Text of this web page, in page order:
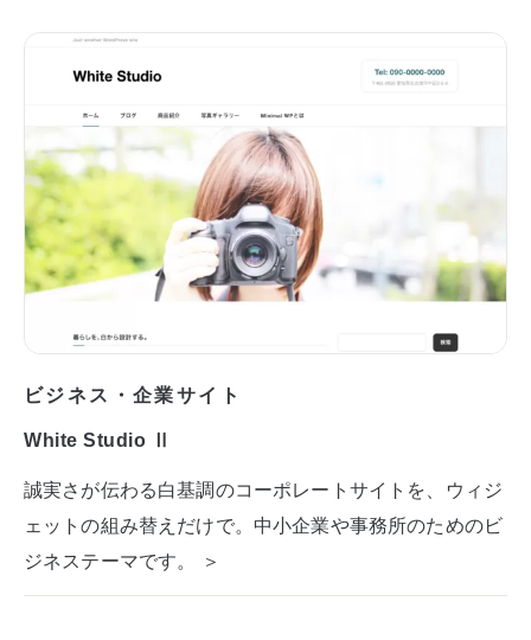
ビジネス・企業サイト
White Studio Ⅱ
誠実さが伝わる白基調のコーポレートサイトを、ウィジ
ェットの組み替えだけで。中小企業や事務所のためのビ
ジネステーマです。 ＞